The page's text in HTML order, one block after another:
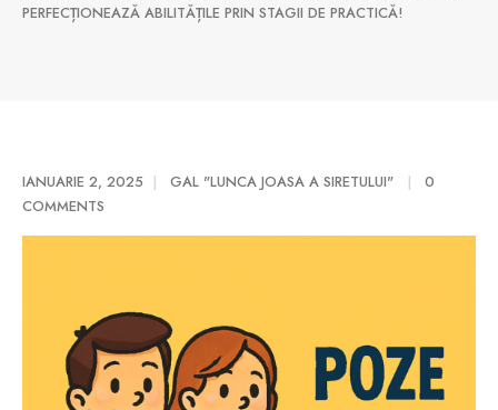
PERFECȚIONEAZĂ ABILITĂȚILE PRIN STAGII DE PRACTICĂ!
IANUARIE 2, 2025 GAL "LUNCA JOASA A SIRETULUI"
0
COMMENTS